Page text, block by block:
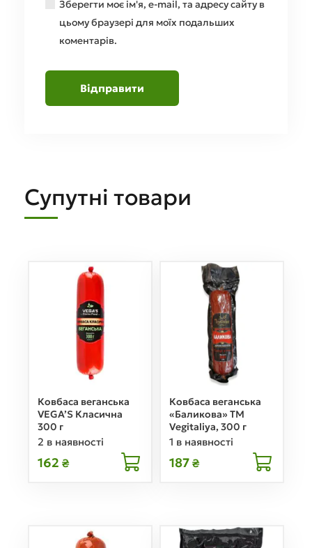
Зберегти моє ім'я, e-mail, та адресу сайту в
цьому браузері для моїх подальших
коментарів.
Супутні товари
Ковбаса веганська
VEGA’S Класична
300 г
2 в наявності
162 ₴
Ковбаса веганська
«Баликова» ТМ
Vegitaliya, 300 г
1 в наявності
187 ₴